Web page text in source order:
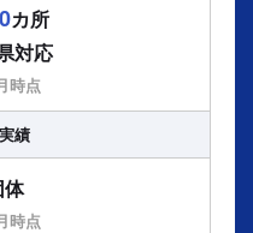
カ所
対応
時点
績
体
時点